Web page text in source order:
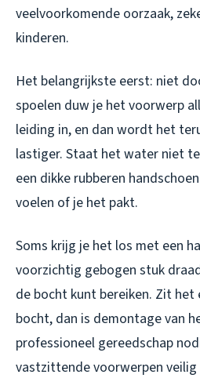
veelvoorkomende oorzaak,
kinderen.
Het belangrijkste eerst: niet
spoelen duw je het voorwerp
leiding in, en dan wordt het
lastiger. Staat het water niet
een dikke rubberen
voelen of je het pakt.
Soms krijg je het los met een
voorzichtig gebogen stuk
de bocht kunt bereiken. Zit
bocht, dan is demontage van
professioneel gereedschap
vastzittende voorwerpen